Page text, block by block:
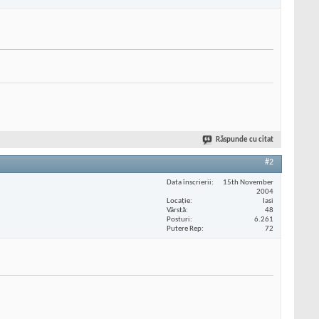
Răspunde cu citat
#2
Data înscrierii
15th November
2004
Locaţie
Iasi
Vârstă
48
Posturi
6.261
Putere Rep
72